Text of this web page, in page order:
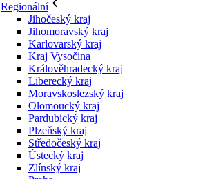
Regionální
Jihočeský kraj
Jihomoravský kraj
Karlovarský kraj
Kraj Vysočina
Králověhradecký kraj
Liberecký kraj
Moravskoslezský kraj
Olomoucký kraj
Pardubický kraj
Plzeňský kraj
Středočeský kraj
Ústecký kraj
Zlínský kraj